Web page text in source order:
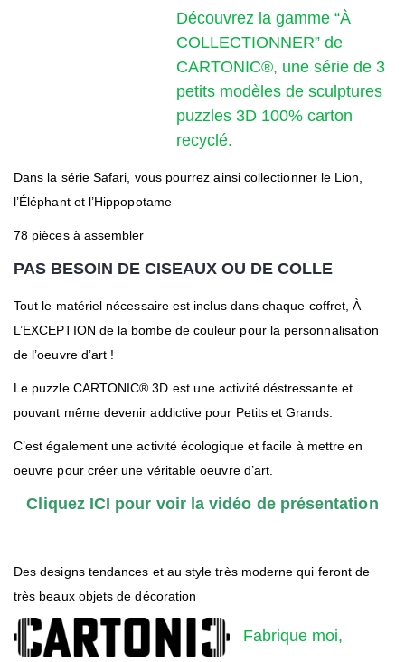
Découvrez la gamme “À
COLLECTIONNER” de
CARTONIC®, une série de 3
petits modèles de sculptures
puzzles 3D 100% carton
recyclé.
Dans la série Safari, vous pourrez ainsi collectionner le Lion,
l’Éléphant et l’Hippopotame
78 pièces à assembler
PAS BESOIN DE CISEAUX OU DE COLLE
Tout le matériel nécessaire est inclus dans chaque coffret, À
L’EXCEPTION de la bombe de couleur pour la personnalisation
de l’oeuvre d’art !
Le puzzle CARTONIC® 3D est une activité déstressante et
pouvant même devenir addictive pour Petits et Grands.
C’est également une activité écologique et facile à mettre en
oeuvre pour créer une véritable oeuvre d’art.
Cliquez ICI pour voir la vidéo de présentation
Des designs tendances et au style très moderne qui feront de
très beaux objets de décoration
Fabrique moi,